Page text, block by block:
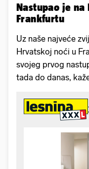
Nastupao je
Frankfurtu
Uz naše najveće
Hrvatskoj noći u
svojeg prvog
tada do danas,